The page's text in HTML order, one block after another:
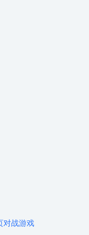
对战游戏